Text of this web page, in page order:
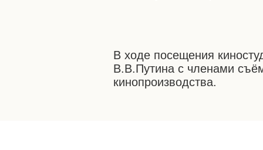
В ходе посещения
В.В.Путина с членами
кинопроизводства.